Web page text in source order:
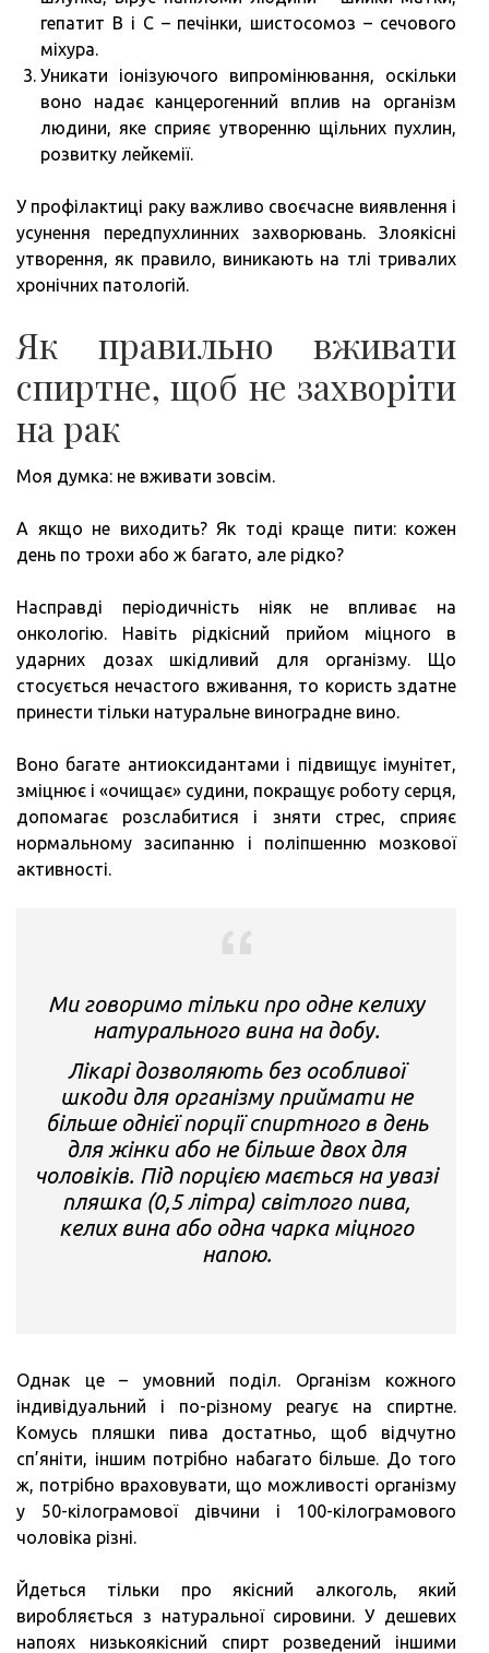
гепатит В і С – печінки, шистосомоз – сечового
міхура.
Уникати іонізуючого випромінювання, оскільки
воно надає канцерогенний вплив на організм
людини, яке сприяє утворенню щільних пухлин,
розвитку лейкемії.
У профілактиці раку важливо своєчасне виявлення і
усунення передпухлинних захворювань. Злоякісні
утворення, як правило, виникають на тлі тривалих
хронічних патологій.
Як правильно вживати
спиртне, щоб не захворіти
на рак
Моя думка: не вживати зовсім.
А якщо не виходить? Як тоді краще пити: кожен
день по трохи або ж багато, але рідко?
Насправді періодичність ніяк не впливає на
онкологію. Навіть рідкісний прийом міцного в
ударних дозах шкідливий для організму. Що
стосується нечастого вживання, то користь здатне
принести тільки натуральне виноградне вино.
Воно багате антиоксидантами і підвищує імунітет,
зміцнює і «очищає» судини, покращує роботу серця,
допомагає розслабитися і зняти стрес, сприяє
нормальному засипанню і поліпшенню мозкової
активності.
Ми говоримо тільки про одне келиху
натурального вина на добу.
Лікарі дозволяють без особливої
шкоди для організму приймати не
більше однієї порції спиртного в день
для жінки або не більше двох для
чоловіків. Під порцією мається на увазі
пляшка (0,5 літра) світлого пива,
келих вина або одна чарка міцного
напою.
Однак це – умовний поділ. Організм кожного
індивідуальний і по-різному реагує на спиртне.
Комусь пляшки пива достатньо, щоб відчутно
сп’яніти, іншим потрібно набагато більше. До того
ж, потрібно враховувати, що можливості організму
у 50-кілограмової дівчини і 100-кілограмового
чоловіка різні.
Йдеться тільки про якісний алкоголь, який
виробляється з натуральної сировини. У дешевих
напоях низькоякісний спирт розведений іншими